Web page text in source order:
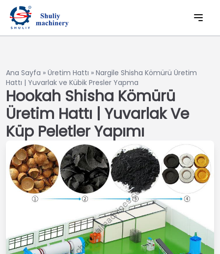
Ana Sayfa » Üretim Hattı » Nargile Shisha Kömürü Üretim
Hattı | Yuvarlak ve Kübik Presler Yapma
Hookah Shisha Kömürü
Üretim Hattı | Yuvarlak Ve
Küp Peletler Yapımı